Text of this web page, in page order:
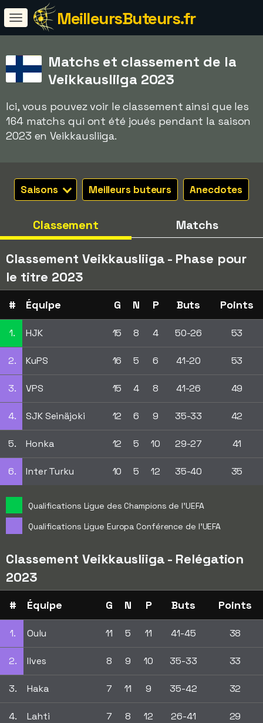
MeilleursButeurs.fr
Matchs et classement de la
Veikkausliiga 2023
Ici, vous pouvez voir le classement ainsi que les
164 matchs qui ont été joués pendant la saison
2023 en Veikkausliiga.
Saisons Meilleurs buteurs Anecdotes
Classement Matchs
Classement Veikkausliiga - Phase pour
le titre 2023
# Équipe G N P Buts Points
1. HJK 15 8 4 50-26 53
2. KuPS 16 5 6 41-20 53
3. VPS 15 4 8 41-26 49
4. SJK Seinäjoki 12 6 9 35-33 42
5. Honka 12 5 10 29-27 41
6. Inter Turku 10 5 12 35-40 35
Qualifications Ligue des Champions de l'UEFA
Qualifications Ligue Europa Conférence de l'UEFA
Classement Veikkausliiga - Relégation
2023
# Équipe G N P Buts Points
1. Oulu 11 5 11 41-45 38
2. Ilves 8 9 10 35-33 33
3. Haka 7 11 9 35-42 32
4. Lahti 7 8 12 26-41 29